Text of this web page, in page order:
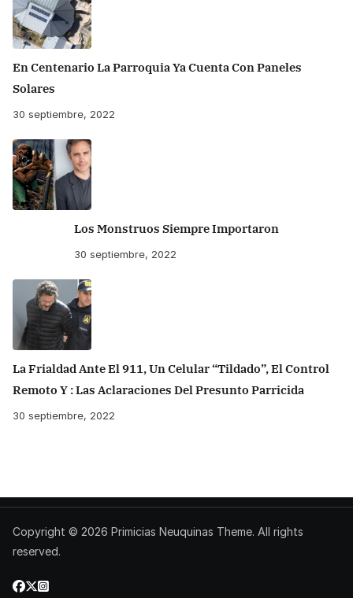
En Centenario La Parroquia Ya Cuenta Con Paneles
Solares
30 septiembre, 2022
Los Monstruos Siempre Importaron
30 septiembre, 2022
La Frialdad Ante El 911, Un Celular “tildado”, El Control
Remoto Y : Las Aclaraciones Del Presunto Parricida
30 septiembre, 2022
Copyright © 2026 Primicias Neuquinas Theme. All rights
reserved.